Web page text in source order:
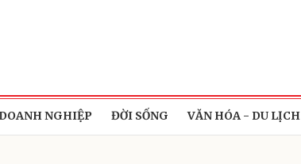
NGHIỆP ĐỜI SỐNG VĂN HÓA - DU LỊCH